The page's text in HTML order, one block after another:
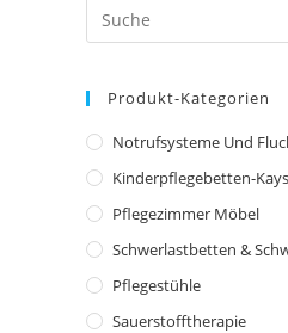
Produkt-Kategorien
Notrufsysteme Und
Kinderpflegebetten-
Pflegezimmer Möbel
Schwerlastbetten &
Pflegestühle
Sauerstofftherapie